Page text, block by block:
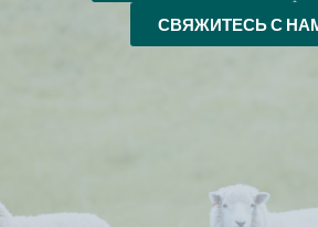
СВЯЖИТЕСЬ С